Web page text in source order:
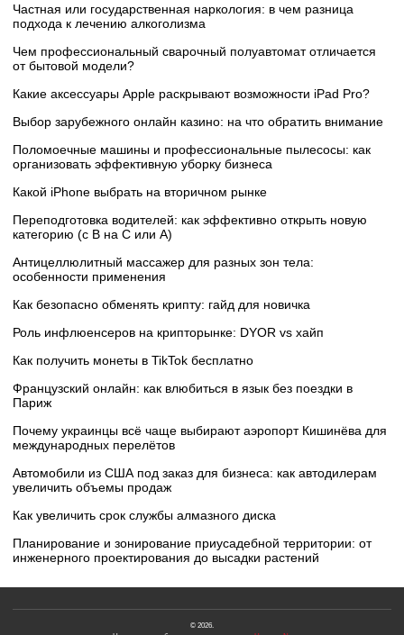
Частная или государственная наркология: в чем разница
подхода к лечению алкоголизма
Чем профессиональный сварочный полуавтомат отличается
от бытовой модели?
Какие аксессуары Apple раскрывают возможности iPad Pro?
Выбор зарубежного онлайн казино: на что обратить внимание
Поломоечные машины и профессиональные пылесосы: как
организовать эффективную уборку бизнеса
Какой iPhone выбрать на вторичном рынке
Переподготовка водителей: как эффективно открыть новую
категорию (с B на C или А)
Антицеллюлитный массажер для разных зон тела:
особенности применения
Как безопасно обменять крипту: гайд для новичка
Роль инфлюенсеров на крипторынке: DYOR vs хайп
Как получить монеты в TikTok бесплатно
Французский онлайн: как влюбиться в язык без поездки в
Париж
Почему украинцы всё чаще выбирают аэропорт Кишинёва для
международных перелётов
Автомобили из США под заказ для бизнеса: как автодилерам
увеличить объемы продаж
Как увеличить срок службы алмазного диска
Планирование и зонирование приусадебной территории: от
инженерного проектирования до высадки растений
© 2026.